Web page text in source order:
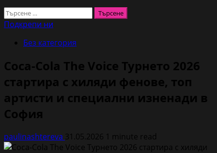
Търсене
за:
Подкрепи ни
Без категория
Coca-Cola The Voice Турнето 2026
стартира с хиляди фенове, топ
артисти и специални изненади в
София
paulinashtereva 31.05.2026 1 minute read